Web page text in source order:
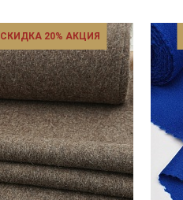
СКИДКА 20% АКЦИЯ